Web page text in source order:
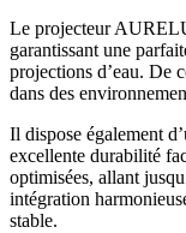
Le projecteur
garantissant une
projections d’eau. De
dans des
Il dispose également
excellente durabilité
optimisées, allant
intégration
stable.